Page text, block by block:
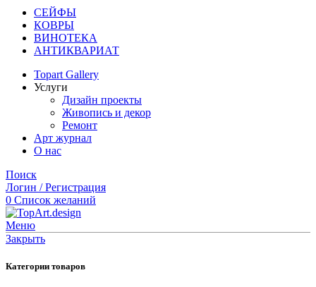
СЕЙФЫ
КОВРЫ
ВИНОТЕКА
АНТИКВАРИАТ
Topart Gallery
Услуги
Дизайн проекты
Живопись и декор
Ремонт
Арт журнал
О нас
Поиск
Логин / Регистрация
0 Список желаний
Меню
Закрыть
Категории товаров